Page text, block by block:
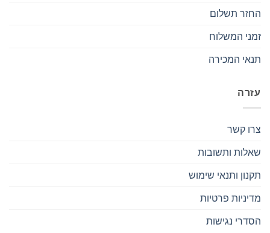
החזר תשלום
זמני המשלוח
תנאי המכירה
עזרה
צרו קשר
שאלות ותשובות
תקנון ותנאי שימוש
מדיניות פרטיות
הסדרי נגישות